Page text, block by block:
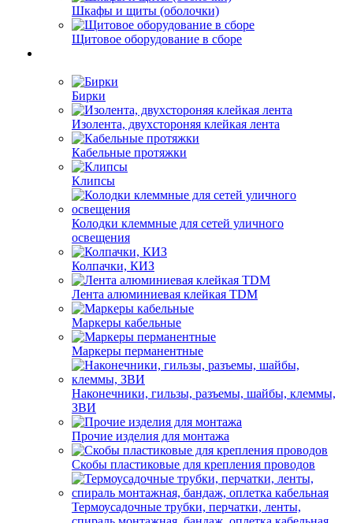
Шкафы и щиты (оболочки)
Щитовое оборудование в сборе
Бирки
Изолента, двухстороняя клейкая лента
Кабельные протяжки
Клипсы
Колодки клеммные для сетей уличного
освещения
Колпачки, КИЗ
Лента алюминиевая клейкая TDM
Маркеры кабельные
Маркеры перманентные
Наконечники, гильзы, разъемы, шайбы, клеммы,
ЗВИ
Прочие изделия для монтажа
Скобы пластиковые для крепления проводов
Термоусадочные трубки, перчатки, ленты,